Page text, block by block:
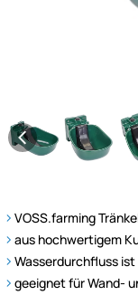
VOSS.farming
aus hochwertigem
Wasserdurchfluss
geeignet für Wand-